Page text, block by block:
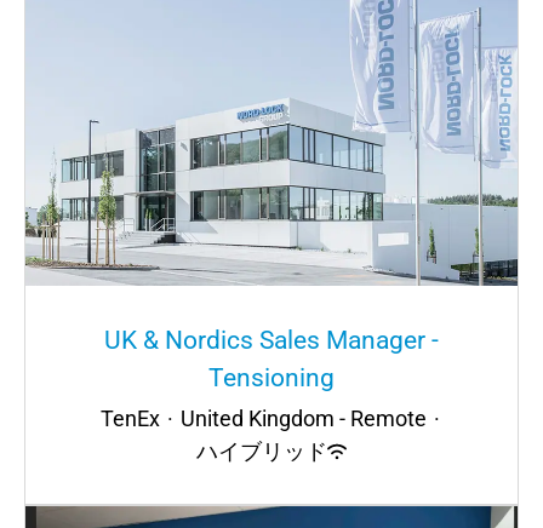
UK & Nordics Sales Manager -
Tensioning
TenEx · United Kingdom - Remote ·
ハイブリッド